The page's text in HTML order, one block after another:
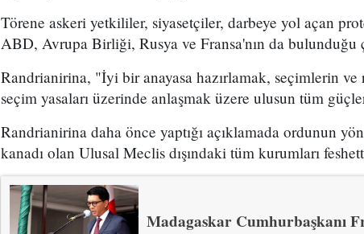
Törene askeri yetkililer, siyasetçiler, darbeye yol açan
ABD, Avrupa Birliği, Rusya ve Fransa'nın da bulunduğu
Randrianirina, "İyi bir anayasa hazırlamak, seçimlerin
seçim yasaları üzerinde anlaşmak üzere ulusun tüm
Randrianirina daha önce yaptığı açıklamada ordunun
kanadı olan Ulusal Meclis dışındaki tüm kurumları
Madagaskar Cumhurbaşkanı